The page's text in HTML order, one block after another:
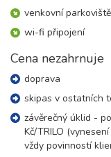
16.01. - 23.01.27
45 700 Kč
23.01. - 30.01.27
sobota - sobota
49 600
30.01. - 06.02.27
sobota - sobota
54 000
venkovní
wi-fi připojení
Cena nezahrnuje
doprava
skipas v ostatních
závěrečný úklid -
Kč/TRILO
vždy povinností